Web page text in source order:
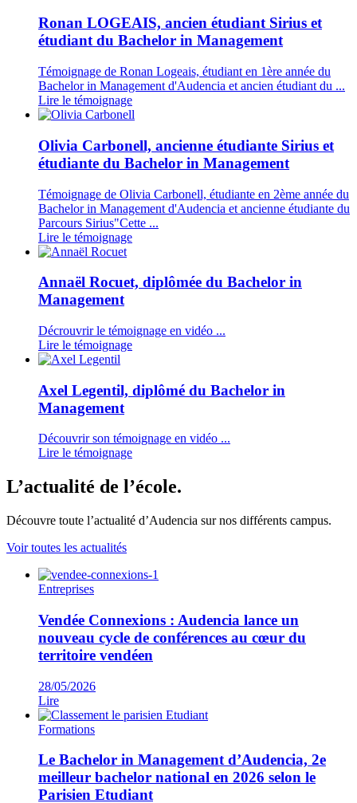
Ronan LOGEAIS, ancien étudiant Sirius et
étudiant du Bachelor in Management
Témoignage de Ronan Logeais, étudiant en 1ère année du
Bachelor in Management d'Audencia et ancien étudiant du ...
Lire le témoignage
Olivia Carbonell, ancienne étudiante Sirius et
étudiante du Bachelor in Management
Témoignage de Olivia Carbonell, étudiante en 2ème année du
Bachelor in Management d'Audencia et ancienne étudiante du
Parcours Sirius"Cette ...
Lire le témoignage
Annaël Rocuet, diplômée du Bachelor in
Management
Décrouvrir le témoignage en vidéo ...
Lire le témoignage
Axel Legentil, diplômé du Bachelor in
Management
Découvrir son témoignage en vidéo ...
Lire le témoignage
L’actualité de l’école.
Découvre toute l’actualité d’Audencia sur nos différents campus.
Voir toutes les actualités
Entreprises
Vendée Connexions : Audencia lance un
nouveau cycle de conférences au cœur du
territoire vendéen
28/05/2026
Lire
Formations
Le Bachelor in Management d’Audencia, 2e
meilleur bachelor national en 2026 selon le
Parisien Etudiant